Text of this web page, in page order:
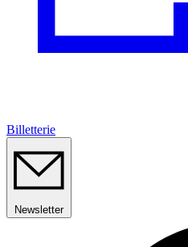
Billetterie
Newsletter